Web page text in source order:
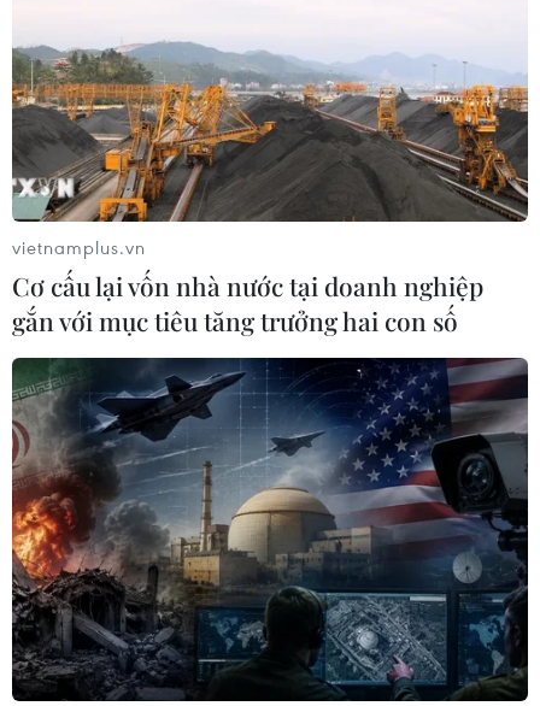
vietnamplus.vn
Cơ cấu lại vốn nhà nước tại doanh nghiệp
gắn với mục tiêu tăng trưởng hai con số